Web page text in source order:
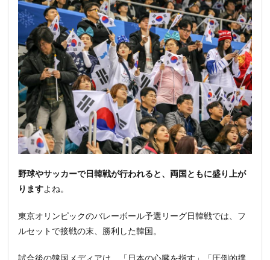
野球やサッカーで日韓戦が行われると、両国ともに盛り上が
りますよね。
東京オリンピックのバレーボール予選リーグ日韓戦では、フ
ルセットで接戦の末、勝利した韓国。
試合後の韓国メディアは、「日本の心臓を指す」「圧倒的撲